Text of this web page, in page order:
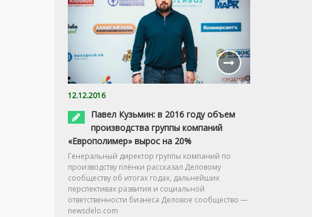
12.12.2016
Павел Кузьмин: в 2016 году объем
производства группы компаний
«Европолимер» вырос на 20%
Генеральный директор группы компаний по
производству плёнки рассказал Деловому
сообществу об итогах годах, дальнейших
перспективах развития и социальной
ответственности бизнеса Деловое сообщество —
newsdelo.com